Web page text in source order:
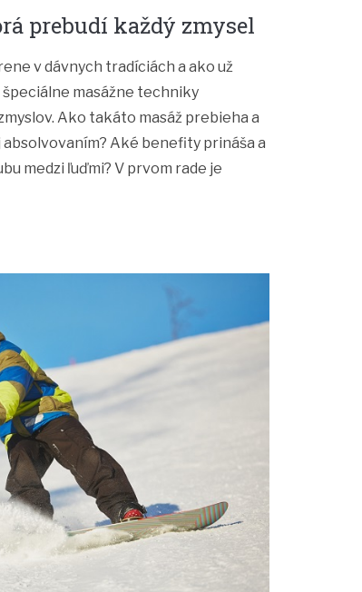
prebudí každý zmysel
v dávnych tradíciách a ako už
masážne techniky
Ako takáto masáž prebieha a
Aké benefity prináša a
medzi ľuďmi? V prvom rade je